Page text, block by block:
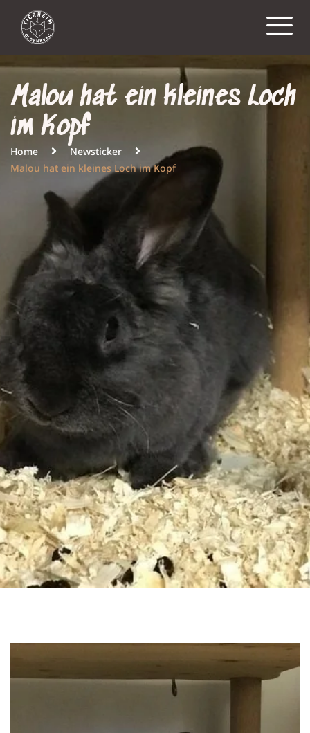
Malou hat ein kleines Loch
im Kopf
Home
Newsticker
Malou hat ein kleines Loch im Kopf